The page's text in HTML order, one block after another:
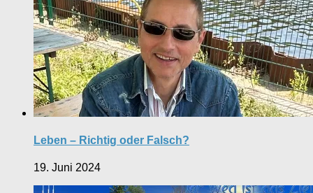
Leben – Richtig oder Falsch?
19. Juni 2024